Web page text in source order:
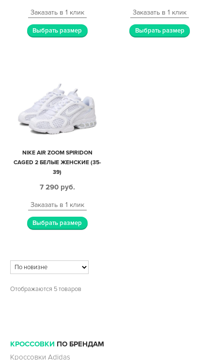
Заказать в 1 клик
Выбрать размер
Заказать в 1 клик
Выбрать размер
NIKE AIR ZOOM SPIRIDON
CAGED 2 БЕЛЫЕ ЖЕНСКИЕ (35-
39)
7 290 руб.
Заказать в 1 клик
Выбрать размер
Отображаются 5 товаров
КРОССОВКИ ПО БРЕНДАМ
Кроссовки Adidas